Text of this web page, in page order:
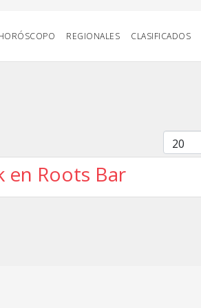
REGIONALES CLASIFICADOS
Cantidad
en Roots Bar